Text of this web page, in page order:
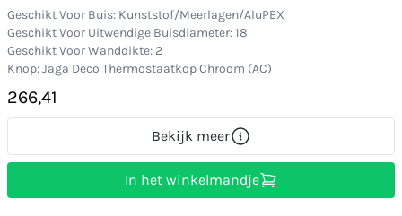
Geschikt Voor Buis: Kunststof/Meerlagen/AluPEX
Geschikt Voor Uitwendige Buisdiameter: 18
Geschikt Voor Wanddikte: 2
Knop: Jaga Deco Thermostaatkop Chroom (AC)
266,41
Bekijk meer
In het winkelmandje